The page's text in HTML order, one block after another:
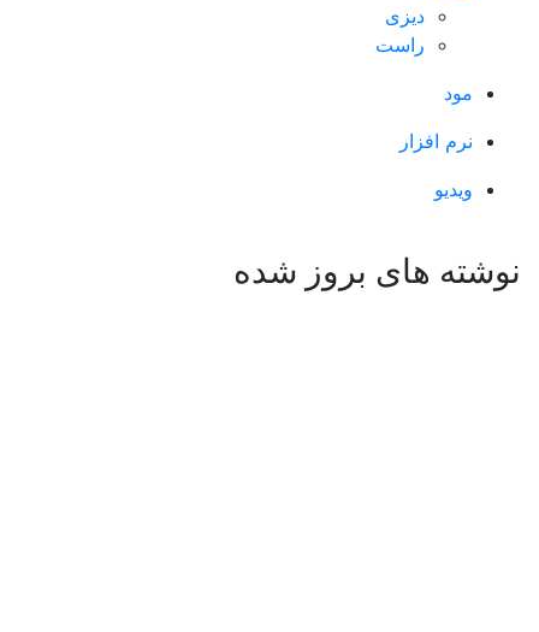
دیزی
راست
مود
نرم افزار
ویدیو
نوشته های بروز شده